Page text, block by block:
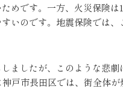
めです。一方、火災保険
いのです。地震保険では
ましたが、このような悲
戸市長田区では、街全体